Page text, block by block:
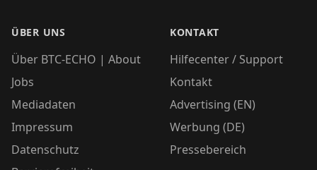
ÜBER UNS
Über BTC-ECHO | About
Jobs
Mediadaten
Impressum
Datenschutz
KONTAKT
Hilfecenter / Support
Kontakt
Advertising (EN)
Werbung (DE)
Pressebereich